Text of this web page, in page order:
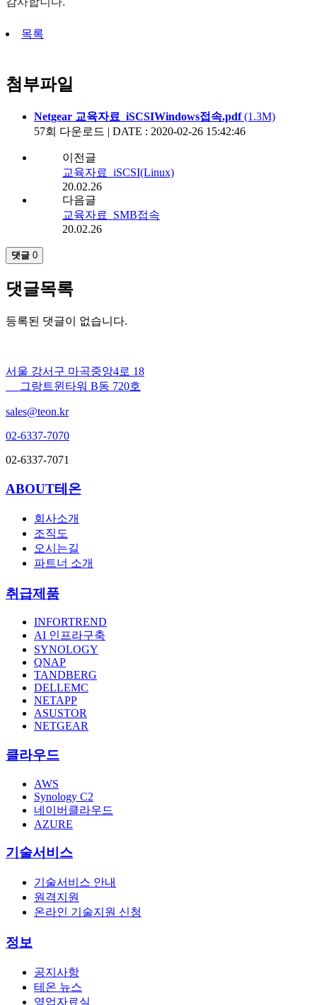
목록
첨부파일
Netgear 교육자료_iSCSIWindows접속.pdf(1.3M)
57회 다운로드 | DATE : 2020-02-26 15:42:46
이전글
교육자료_iSCSI(Linux)
20.02.26
다음글
교육자료_SMB접속
20.02.26
댓글 0
댓글목록
등록된 댓글이 없습니다.
서울 강서구 마곡중앙4로 18
그랑트윈타워 B동 720호
sales@teon.kr
02-6337-7070
02-6337-7071
ABOUT테온
회사소개
조직도
오시는길
파트너 소개
취급제품
INFORTREND
AI 인프라구축
SYNOLOGY
QNAP
TANDBERG
DELLEMC
NETAPP
ASUSTOR
NETGEAR
클라우드
AWS
Synology C2
네이버클라우드
AZURE
기술서비스
기술서비스 안내
원격지원
온라인 기술지원 신청
정보
공지사항
테온 뉴스
영업자료실